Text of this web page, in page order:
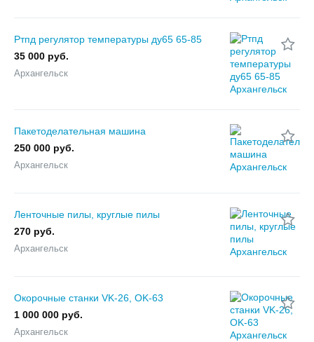
Ртпд регулятор температуры ду65 65-85
35 000 руб.
Архангельск
Пакетоделательная машина
250 000 руб.
Архангельск
Ленточные пилы, круглые пилы
270 руб.
Архангельск
Окорочные станки VK-26, OK-63
1 000 000 руб.
Архангельск